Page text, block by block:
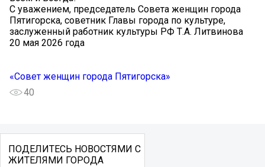
С уважением, председатель Совета женщин города
Пятигорска, советник Главы города по культуре,
заслуженный работник культуры РФ Т.А. Литвинова
20 мая 2026 года
«Совет женщин города Пятигорска»
40
ПОДЕЛИТЕСЬ НОВОСТЯМИ С
ЖИТЕЛЯМИ ГОРОДА